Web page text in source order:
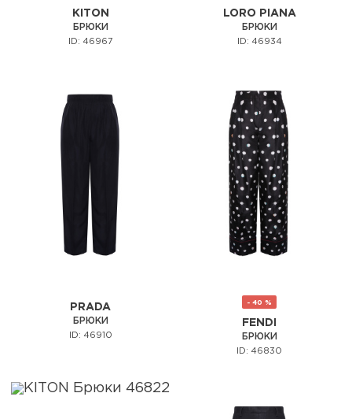
KITON
БРЮКИ
ID: 46967
LORO PIANA
БРЮКИ
ID: 46934
PRADA
БРЮКИ
ID: 46910
- 40 %
FENDI
БРЮКИ
ID: 46830